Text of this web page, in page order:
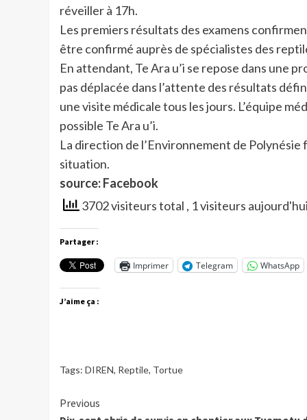
réveiller à 17h.
Les premiers résultats des examens
être confirmé auprès de spécialistes des
En attendant, Te Ara u’i se repose dans une
pas déplacée dans l’attente des résultats
une visite médicale tous les jours. L’équipe
possible Te Ara u’i.
La direction de l’Environnement de Polynésie
situation.
source: Facebook
3702 visiteurs total , 1 visiteurs aujourd'hui
Partager :
Imprimer Telegram WhatsApp
J’aime ça :
Tags: DIREN, Reptile, Tortue
Continue
Previous